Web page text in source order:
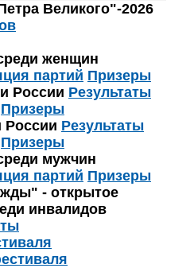
Великого"-2026
женщин
партий Призеры
России Результаты
Призеры
России Результаты
Призеры
мужчин
партий Призеры
- открытое
инвалидов